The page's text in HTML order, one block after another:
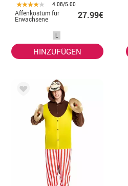
4.08/5.00
Affenkostüm für
Erwachsene 27.99€
L
HINZUFÜGEN